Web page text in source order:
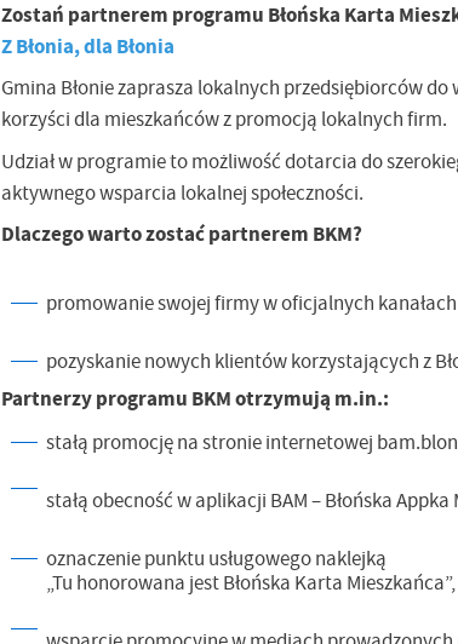
Zostań partnerem programu Błońska Karta
Z Błonia, dla Błonia
Gmina Błonie zaprasza lokalnych przedsiębiorców
korzyści dla mieszkańców z promocją lokalnych firm.
Udział w programie to możliwość dotarcia do
aktywnego wsparcia lokalnej społeczności.
Dlaczego warto zostać partnerem BKM?
promowanie swojej firmy w oficjalnych
pozyskanie nowych klientów korzystających z
Partnerzy programu BKM otrzymują m.in.:
stałą promocję na stronie internetowej
stałą obecność w aplikacji BAM – Błońska Appka
oznaczenie punktu usługowego naklejką
„Tu honorowana jest Błońska Karta Mieszkańca”,